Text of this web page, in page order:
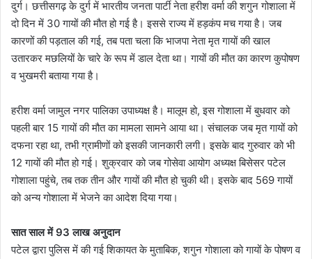
दुर्ग। छत्तीसगढ़ के दुर्ग में भारतीय जनता पार्टी नेता हरीश वर्मा की शगुन गोशाला में
दो दिन में 30 गायों की मौत हो गई है। इससे राज्य में हड़कंप मच गया है। जब
कारणों की पड़ताल की गई, तब पता चला कि भाजपा नेता मृत गायों की खाल
उतारकर मछलियों के चारे के रूप में डाल देता था। गायों की मौत का कारण कुपोषण
व भुखमरी बताया गया है।
हरीश वर्मा जामुल नगर पालिका उपाध्यक्ष है। मालूम हो, इस गोशाला में बुधवार को
पहली बार 15 गायों की मौत का मामला सामने आया था। संचालक जब मृत गायों को
दफना रहा था, तभी ग्रामीणों को इसकी जानकारी लगी। इसके बाद गुरुवार को भी
12 गायों की मौत हो गई। शुक्रवार को जब गोसेवा आयोग अध्यक्ष बिसेसर पटेल
गोशाला पहुंचे, तब तक तीन और गायों की मौत हो चुकी थी। इसके बाद 569 गायों
को अन्य गोशाला में भेजने का आदेश दिया गया।
सात साल में 93 लाख अनुदान
पटेल द्वारा पुलिस में की गई शिकायत के मुताबिक, शगुन गोशाला को गायों के पोषण व